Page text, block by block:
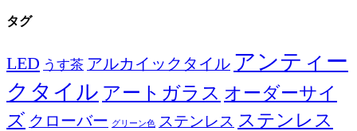
タグ
LED うす茶 アルカイックタイル アンティー
クタイル アートガラス オーダーサイ
ズ クローバー グリーン色 ステンレス ステンレス